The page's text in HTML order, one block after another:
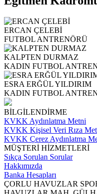
ERCAN ÇELEBİ
FUTBOL ANTRENÖRÜ
KALPTEN DURMAZ
KADIN FUTBOL
ESRA ERĞÜL YILDIRIM
KADIN FUTBOL
BİLGİLENDİRME
KVKK Aydınlatma Metni
KVKK Kişisel Veri Rıza
KVKK Çerez Aydınlatma
MÜŞTERİ HİZMETLERİ
Sıkça Sorulan Sorular
Hakkımızda
Banka Hesapları
ÇORLU HAVUZLAR